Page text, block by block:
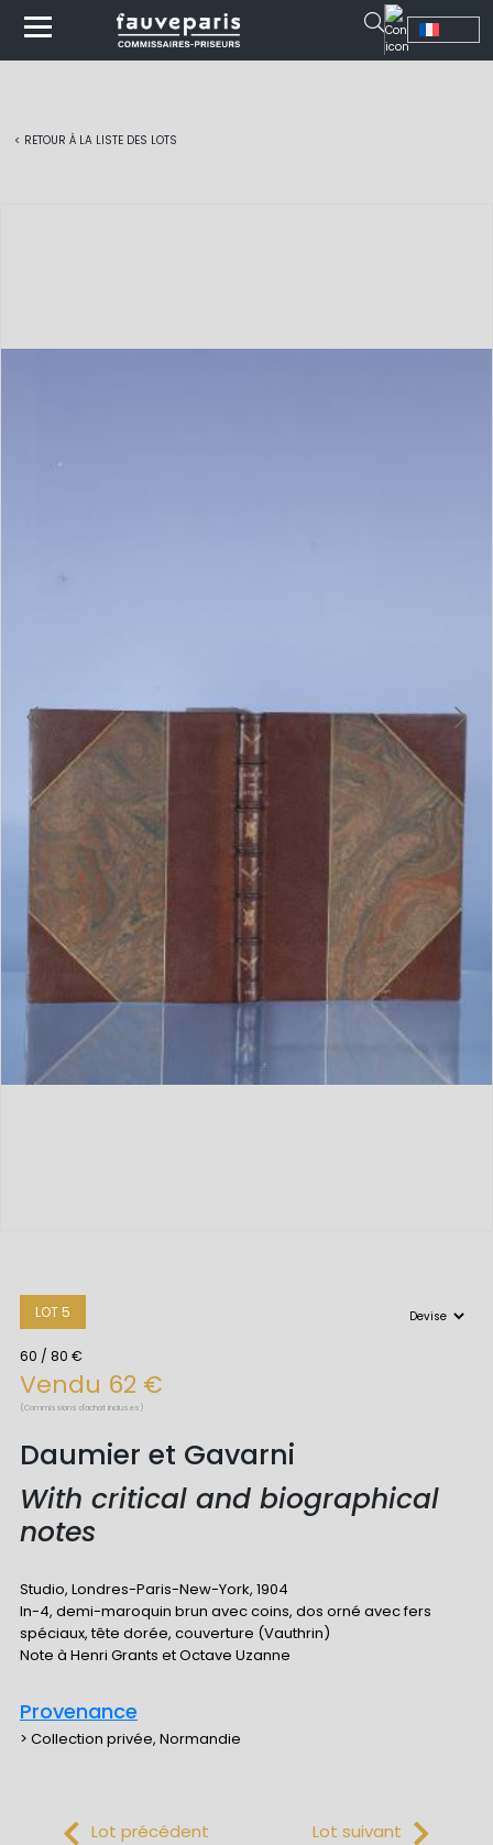
< RETOUR À LA LISTE DES LOTS
LOT 5
60 / 80 €
Vendu 62 €
(Commissions d'achat incluses)
Daumier et Gavarni
With critical and biographical
notes
Studio, Londres-Paris-New-York, 1904
In-4, demi-maroquin brun avec coins, dos orné avec fers
spéciaux, tête dorée, couverture (Vauthrin)
Note à Henri Grants et Octave Uzanne
Provenance
> Collection privée, Normandie
Lot précédent Lot suivant